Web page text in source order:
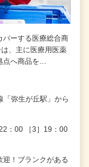
バーする医療総合商
、主に医療用医薬
点へ商品を…
弥生が丘駅」から
：00 ［3］19：00
！ブランクがある